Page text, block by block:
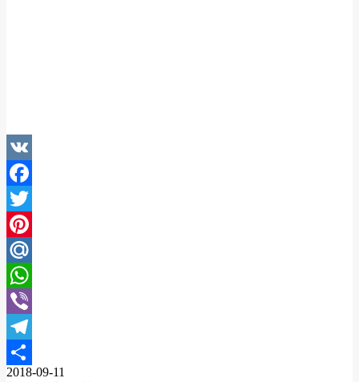
VK
Facebook
Twitter
Pinterest
Mail.Ru
WhatsApp
Viber
Telegram
Отправить
2018-09-11